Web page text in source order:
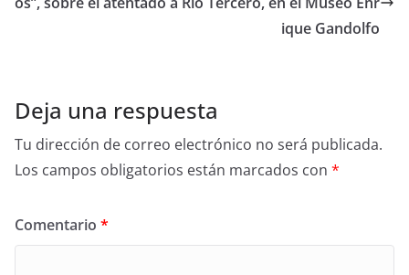
ique Gandolfo
Deja una respuesta
Tu dirección de correo electrónico no será publicada.
Los campos obligatorios están marcados con *
Comentario *